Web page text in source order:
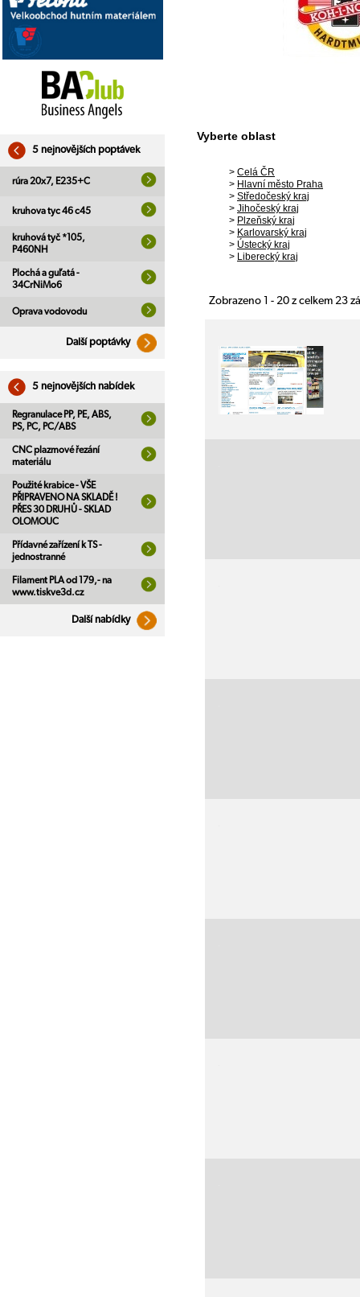
5 nejnovějších poptávek
rúra 20x7, E235+C
kruhova tyc 46 c45
kruhová tyč *105,
P460NH
Plochá a guľatá -
34CrNiMo6
Oprava vodovodu
Další poptávky
5 nejnovějších nabídek
Regranulace PP, PE, ABS,
PS, PC, PC/ABS
CNC plazmové řezání
materiálu
Použité krabice - VŠE
PŘIPRAVENO NA SKLADĚ !
PŘES 30 DRUHŮ - SKLAD
OLOMOUC
Přídavné zařízení k TS -
jednostranné
Filament PLA od 179,- na
www.tiskve3d.cz
Další nabídky
Vyberte oblast
> Celá ČR
> Hlavní město Praha
> Středočeský kraj
> Jihočeský kraj
> Plzeňský kraj
> Karlovarský kraj
> Ústecký kraj
> Liberecký kraj
Zobrazeno 1 - 20 z celkem 23